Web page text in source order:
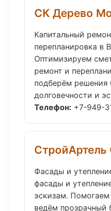
СК Дерево
Капитальный
перепланировка в
Оптимизируем
ремонт и
подберём решения
долговечности и
Телефон: +7-949-
Фасады и
фасады и
эскизам.
ведём прозрачный